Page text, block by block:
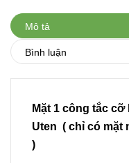
Mô tả
Bình luận
Mặt 1 công tắc cỡ
Uten ( chỉ có mặt
)